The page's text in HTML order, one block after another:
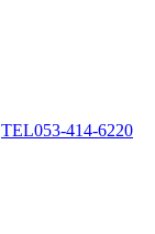
TEL053-414-6220